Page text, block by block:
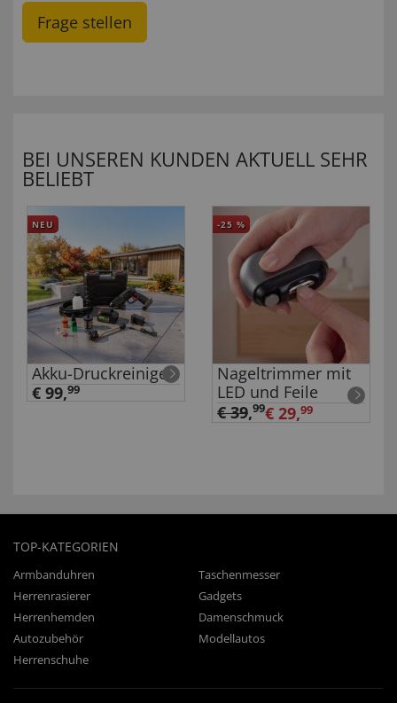
Frage stellen
BEI UNSEREN KUNDEN AKTUELL SEHR
BELIEBT
NEU
Akku-Druckreiniger
€ 99,99
-25 %
Nageltrimmer mit
LED und Feile
€ 39,99€ 29,99
TOP-KATEGORIEN
Armbanduhren
Taschenmesser
Herrenrasierer
Gadgets
Herrenhemden
Damenschmuck
Autozubehör
Modellautos
Herrenschuhe